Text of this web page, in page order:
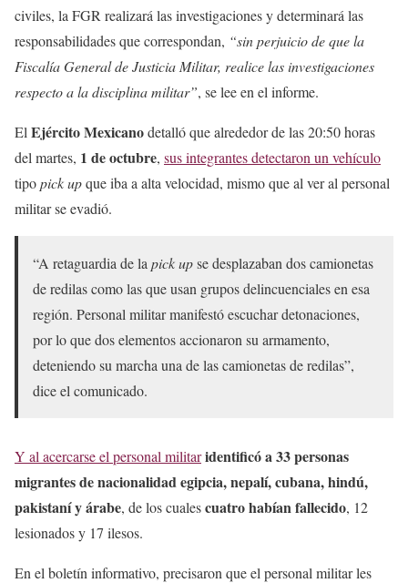
civiles, la FGR realizará las investigaciones y determinará las
responsabilidades que correspondan, “sin perjuicio de que la
Fiscalía General de Justicia Militar, realice las investigaciones
respecto a la disciplina militar”, se lee en el informe.
El Ejército Mexicanodetalló que alrededor de las 20:50 horas
del martes, 1 de octubre, sus integrantes detectaron un vehículo
tipopick upque iba a alta velocidad, mismo que al ver al personal
militar se evadió.
“A retaguardia de la pick upse desplazaban dos camionetas
de redilas como las que usan grupos delincuenciales en esa
región. Personal militar manifestó escuchar detonaciones,
por lo que dos elementos accionaron su armamento,
deteniendo su marcha una de las camionetas de redilas”,
dice el comunicado.
Y al acercarse el personal militaridentificó a 33 personas
migrantes de nacionalidad egipcia, nepalí, cubana, hindú,
pakistaní y árabe, de los cualescuatro habían fallecido, 12
lesionados y 17 ilesos.
En el boletín informativo, precisaron que el personal militar les